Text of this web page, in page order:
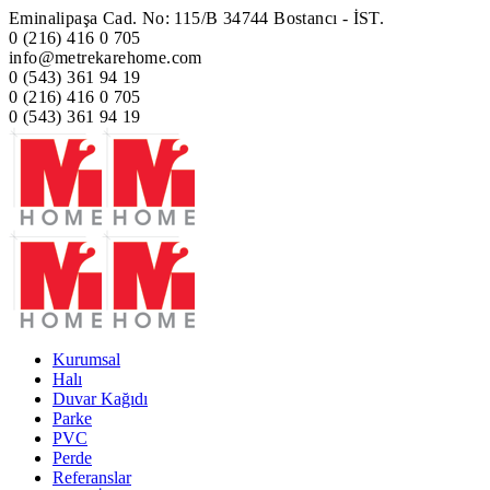
Eminalipaşa Cad. No: 115/B 34744 Bostancı - İST.
0 (216) 416 0 705
info@metrekarehome.com
0 (543) 361 94 19
0 (216) 416 0 705
0 (543) 361 94 19
Kurumsal
Halı
Duvar Kağıdı
Parke
PVC
Perde
Referanslar